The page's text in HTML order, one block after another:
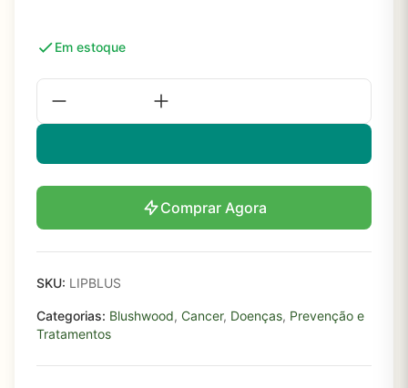
Em estoque
Comprar Agora
SKU: LIPBLUS
Categorias: Blushwood, Cancer, Doenças, Prevenção e
Tratamentos